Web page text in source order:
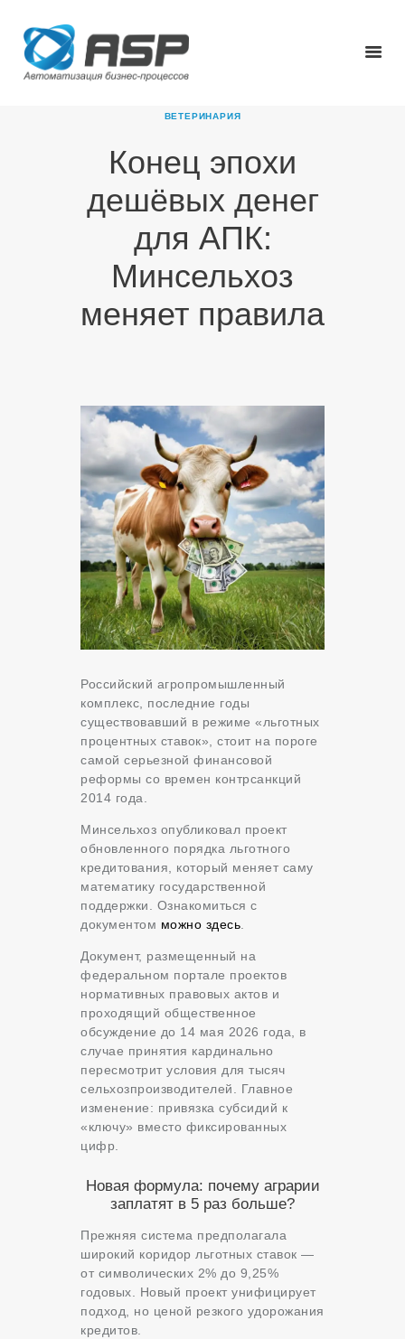
ВЕТЕРИНАРИЯ
Конец эпохи
дешёвых денег
для АПК:
Минсельхоз
меняет правила
ГЛАВНАЯ
О КОМПАНИИ
НОВОСТИ
КАРЬЕРА
ПАРТНЕРЫ
КОНТАКТЫ
Российский агропромышленный
комплекс, последние годы
существовавший в режиме «льготных
процентных ставок», стоит на пороге
самой серьезной финансовой
реформы со времен контрсанкций
2014 года.
Минсельхоз опубликовал проект
обновленного порядка льготного
кредитования, который меняет саму
математику государственной
поддержки. Ознакомиться с
документом можно здесь
Документ, размещенный на
федеральном портале проектов
нормативных правовых актов и
проходящий общественное
обсуждение до 14 мая 2026 года, в
случае принятия кардинально
пересмотрит условия для тысяч
сельхозпроизводителей. Главное
изменение: привязка субсидий к
«ключу» вместо фиксированных
цифр.
Новая формула: почему аграрии
заплатят в 5 раз больше?
Прежняя система предполагала
широкий коридор льготных ставок —
от символических 2% до 9,25%
годовых. Новый проект унифицирует
подход, но ценой резкого удорожания
кредитов.